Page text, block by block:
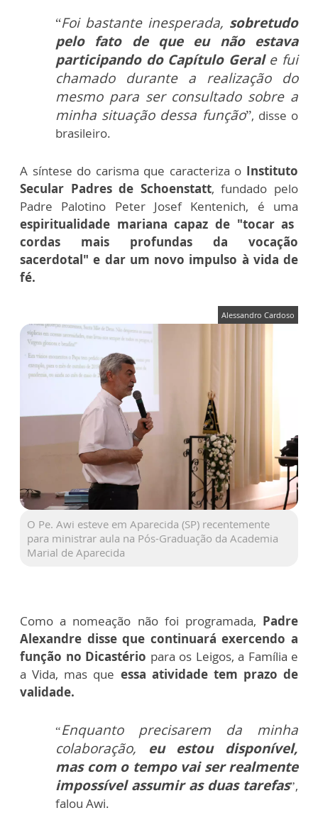
“Foi bastante inesperada, sobretudo
pelo fato de que eu não estava
participando do Capítulo Geral e fui
chamado durante a realização do
mesmo para ser consultado sobre a
minha situação dessa função”, disse o
brasileiro.
A síntese do carisma que caracteriza o Instituto
Secular Padres de Schoenstatt, fundado pelo
Padre Palotino Peter Josef Kentenich, é uma
espiritualidade mariana capaz de "tocar as
cordas mais profundas da vocação
sacerdotal" e dar um novo impulso à vida de
fé.
Alessandro Cardoso
O Pe. Awi esteve em Aparecida (SP) recentemente
para ministrar aula na Pós-Graduação da Academia
Marial de Aparecida
Como a nomeação não foi programada, Padre
Alexandre disse que continuará exercendo a
função no Dicastério para os Leigos, a Família e
a Vida, mas que essa atividade tem prazo de
validade.
“Enquanto precisarem da minha
colaboração, eu estou disponível,
mas com o tempo vai ser realmente
impossível assumir as duas tarefas”,
falou Awi.